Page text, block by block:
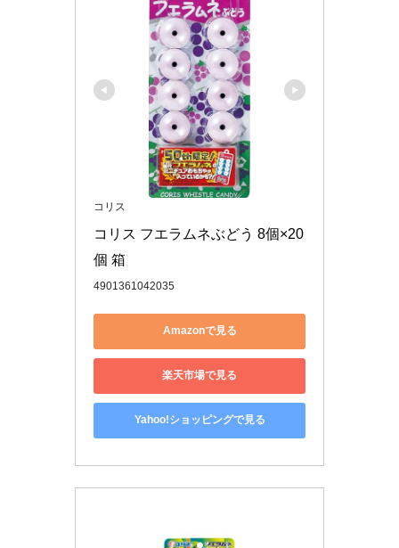
コリス
コリス フエラムネぶどう 8個×20
個 箱
4901361042035
Amazonで見る
楽天市場で見る
Yahoo!ショッピングで見る